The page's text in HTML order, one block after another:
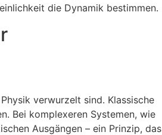
die Dynamik bestimmen.
verwurzelt sind. Klassische
Bei komplexeren Systemen, wie
Ausgängen – ein Prinzip, das